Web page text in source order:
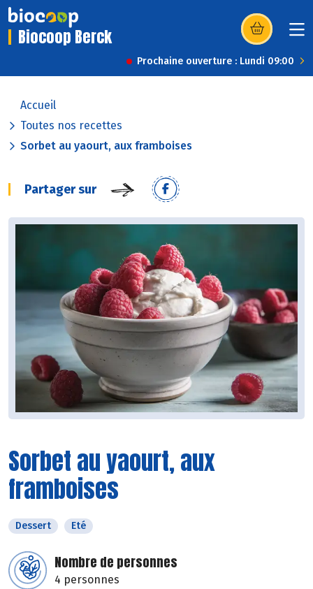
Biocoop Berck (s’ouvre dans
Prochaine ouverture : Lundi 09:00
Accueil
Toutes nos recettes
Sorbet au yaourt, aux framboises
Partager sur
Sorbet au yaourt, aux
framboises
Dessert Eté
Nombre de personnes
4 personnes